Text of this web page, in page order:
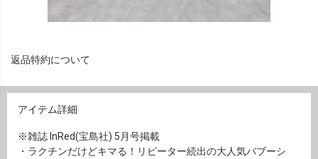
返品特約について
アイテム詳細
※雑誌 InRed(宝島社) 5月号掲載
・ラクチンだけどキマる！リピーター続出の大人気バブーシ